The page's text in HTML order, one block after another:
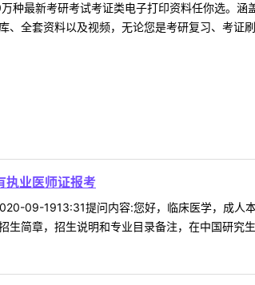
种最新考研考试考证类电子打印资料任你选。
、全套资料以及视频，无论您是考研复习、考
执业医师证报考
09-1913:31提问内容:您好，临床医学，成人
简章，招生说明和专业目录备注，在中国研究